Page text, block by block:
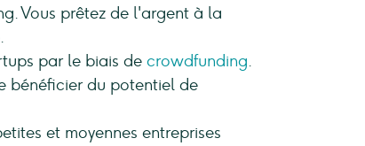
Vous prêtez de l'argent à la
par le biais de crowdfunding.
bénéficier du potentiel de
et moyennes entreprises